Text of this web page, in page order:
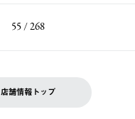
55 / 268
店舗情報トップ